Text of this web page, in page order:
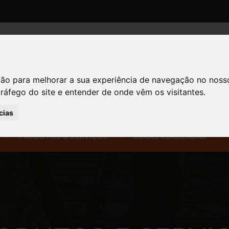
para melhorar a sua experiência de navegação no
do site e entender de onde vêm os visitantes.
UNIDADE CIC - CURITIBA
R. Anselmo de Lima Filho, 100 - CIC,
PRODUTOS & SERVIÇOS OBRAS REALIZADAS